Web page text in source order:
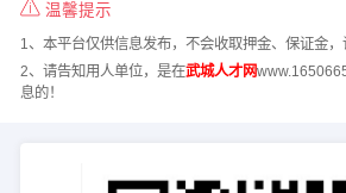
温馨提示
1、本平台仅供信息发布，不会收取押金、保证金，
2、请告知用人单位，是在武城人才网
息的！